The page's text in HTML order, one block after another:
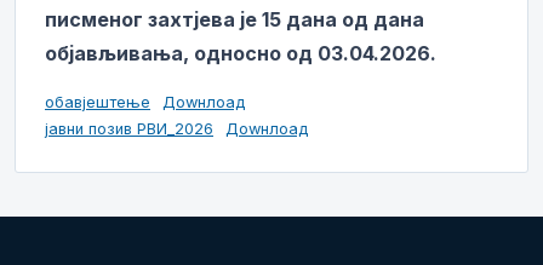
писменог захтјева је 15 дана од дана
објављивања, односно од 03.04.2026.
обавјештење
Доwнлоад
јавни позив РВИ_2026
Доwнлоад